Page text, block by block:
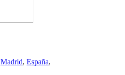
Madrid, España,